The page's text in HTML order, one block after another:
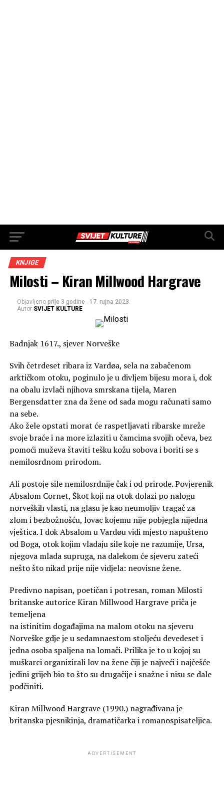
KNJIGE
Milosti – Kiran Millwood Hargrave
Objavljeno prije 3 godine - 17. rujna 2023.
Autor SVIJET KULTURE
Badnjak 1617., sjever Norveške
Svih četrdeset ribara iz Vardøa, sela na zabačenom
arktičkom otoku, poginulo je u divljem bijesu mora i, dok
na obalu izvlači njihova smrskana tijela, Maren
Bergensdatter zna da žene od sada mogu računati samo
na sebe.
Ako žele opstati morat će raspetljavati ribarske mreže
svoje braće i na more izlaziti u čamcima svojih očeva, bez
pomoći muževa štaviti tešku kožu sobova i boriti se s
nemilosrdnom prirodom.
Ali postoje sile nemilosrdnije čak i od prirode. Povjerenik
Absalom Cornet, Škot koji na otok dolazi po nalogu
norveških vlasti, na glasu je kao neumoljiv tragač za
zlom i bezbožnošću, lovac kojemu nije pobjegla nijedna
vještica. I dok Absalom u Vardøu vidi mjesto napušteno
od Boga, otok kojim vladaju sile koje ne razumije, Ursa,
njegova mlada supruga, na dalekom će sjeveru zateći
nešto što nikad prije nije vidjela: neovisne žene.
Predivno napisan, poetičan i potresan, roman Milosti
britanske autorice Kiran Millwood Hargrave priča je
temeljena
na istinitim događajima na malom otoku na sjeveru
Norveške gdje je u sedamnaestom stoljeću devedeset i
jedna osoba spaljena na lomači. Prilika je to u kojoj su
muškarci organizirali lov na žene čiji je najveći i najčešće
jedini grijeh bio to što su drugačije i snažne i nisu se dale
podčiniti.
Kiran Millwood Hargrave (1990.) nagrađivana je
britanska pjesnikinja, dramatičarka i romanospisateljica.
ADVERTISEMENT